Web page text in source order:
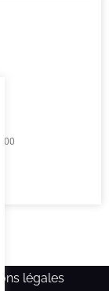
légales